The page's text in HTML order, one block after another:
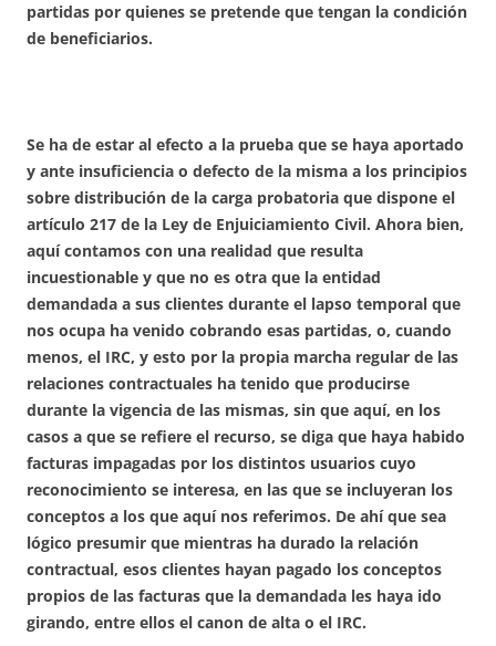
partidas por quienes se pretende que tengan la condición
de beneficiarios.
Se ha de estar al efecto a la prueba que se haya aportado
y ante insuficiencia o defecto de la misma a los principios
sobre distribución de la carga probatoria que dispone el
artículo 217 de la Ley de Enjuiciamiento Civil. Ahora bien,
aquí contamos con una realidad que resulta
incuestionable y que no es otra que la entidad
demandada a sus clientes durante el lapso temporal que
nos ocupa ha venido cobrando esas partidas, o, cuando
menos, el IRC, y esto por la propia marcha regular de las
relaciones contractuales ha tenido que producirse
durante la vigencia de las mismas, sin que aquí, en los
casos a que se refiere el recurso, se diga que haya habido
facturas impagadas por los distintos usuarios cuyo
reconocimiento se interesa, en las que se incluyeran los
conceptos a los que aquí nos referimos. De ahí que sea
lógico presumir que mientras ha durado la relación
contractual, esos clientes hayan pagado los conceptos
propios de las facturas que la demandada les haya ido
girando, entre ellos el canon de alta o el IRC.